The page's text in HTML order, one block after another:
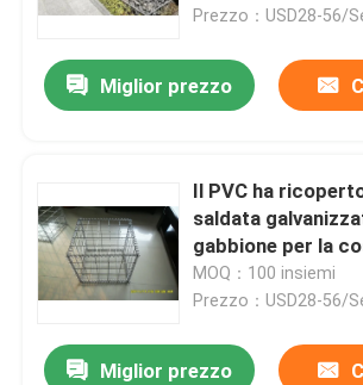
Casa
Video
Prezzo：USD28-56/
Miglior prezzo
Il PVC ha
saldata
gabbione per la
giardino
MOQ：100 insiemi
Prezzo：USD28-56/
Miglior prezzo